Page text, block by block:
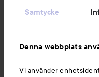
Samtycke
Denna webbplats
Vi använder
Du kanske också